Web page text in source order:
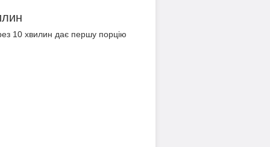
10 хвилин дає першу порцію